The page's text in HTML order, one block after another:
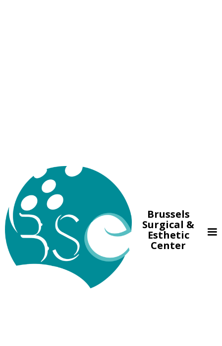
Brussels
Surgical &
Esthetic
Center